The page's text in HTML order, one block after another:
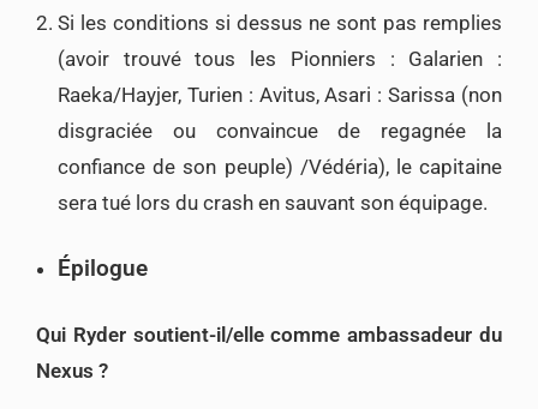
Si les conditions si dessus ne sont pas remplies
(avoir trouvé tous les Pionniers : Galarien :
Raeka/Hayjer, Turien : Avitus, Asari : Sarissa (non
disgraciée ou convaincue de regagnée la
confiance de son peuple) /Védéria), le capitaine
sera tué lors du crash en sauvant son équipage.
Épilogue
Qui Ryder soutient-il/elle comme ambassadeur du
Nexus ?